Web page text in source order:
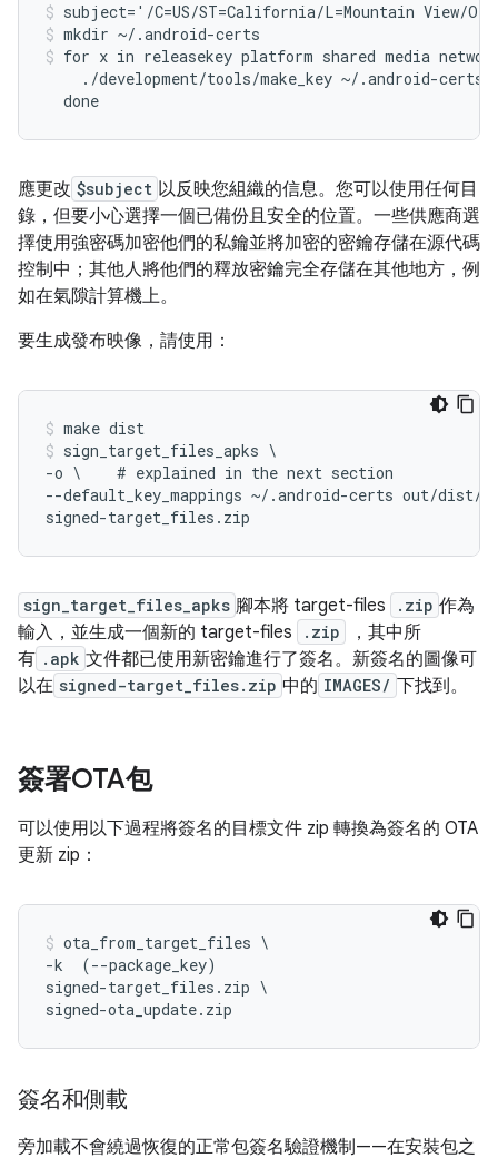
subject='/C=US/ST=California/L=Mountain View/
mkdir ~/.android-certs
for x in releasekey platform shared media
./development/tools/make_key ~/.android-
  done
應更改 $subject 以反映您組織的信息。您可以使用任何目
錄，但要小心選擇一個已備份且安全的位置。一些供應商選
擇使用強密碼加密他們的私鑰並將加密的密鑰存儲在源代碼
控制中；其他人將他們的釋放密鑰完全存儲在其他地方，例
如在氣隙計算機上。
要生成發布映像，請使用：
make dist
sign_target_files_apks \
-o \    # explained in the next section
--default_key_mappings ~/.android-certs out/
signed-target_files.zip
sign_target_files_apks 腳本將 target-files .zip 作為
輸入，並生成一個新的 target-files
.zip
，其中所
有 .apk 文件都已使用新密鑰進行了簽名。新簽名的圖像可
以在 signed-target_files.zip 中的 IMAGES/ 下找到。
簽署OTA包
可以使用以下過程將簽名的目標文件 zip 轉換為簽名的 OTA
更新 zip：
ota_from_target_files \
-k  (--package_key)
signed-target_files.zip \
signed-ota_update.zip
簽名和側載
旁加載不會繞過恢復的正常包簽名驗證機制——在安裝包之